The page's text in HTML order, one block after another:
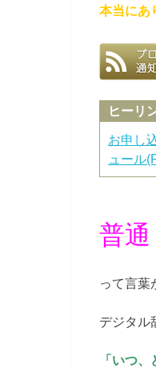
本当にあ
ヒーリ
お申し
ュール
普通
って言葉
デジタル
「いつ